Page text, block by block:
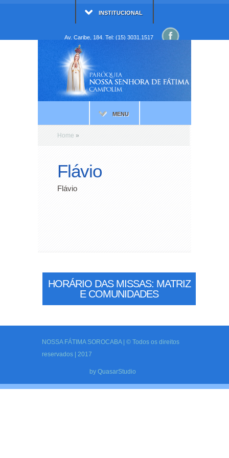
INSTITUCIONAL
Av. Caribe, 184. Tel: (15) 3031.1517
MENU
Home »
Flávio
Flávio
HORÁRIO DAS MISSAS: MATRIZ
E COMUNIDADES
NOSSA FÁTIMA SOROCABA | © Todos os direitos
reservados | 2017
by QuasarStudio